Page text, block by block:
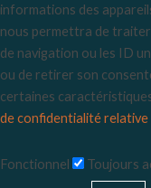
informations des
nous permettra de
de navigation ou les ID
ou de retirer son
certaines
de confidentialité relative
Fonctionnel Toujours